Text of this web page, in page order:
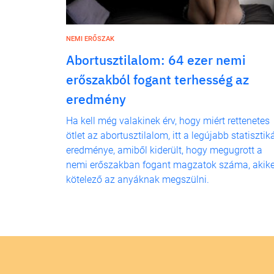
NEMI ERŐSZAK
Abortusztilalom: 64 ezer nemi
erőszakból fogant terhesség az
eredmény
Ha kell még valakinek érv, hogy miért rettenetes
ötlet az abortusztilalom, itt a legújabb
eredménye, amiből kiderült, hogy megugrott a
nemi erőszakban fogant magzatok száma,
kötelező az anyáknak megszülni.